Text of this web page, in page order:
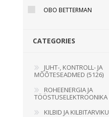
Toiteplokid AC/DC, DC/
View All
OBO BETTERMAN
CATEGORIES
JUHT-, KONTROLL- JA
MÕÕTESEADMED (5126)
ROHEENERGIA JA
KILBID JA